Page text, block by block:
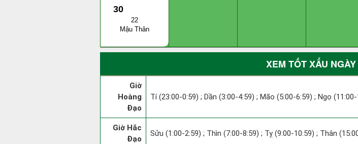
30
22
Mậu Thân
XEM TỐT XẤU
Giờ
Hoàng
Đạo
Tí (23:00-0:59) ; Dần (3:00-4:59) ; Mão (5:00-6:59) ; Ngọ
Giờ Hắc
Đạo
Sửu (1:00-2:59) ; Thìn (7:00-8:59) ; Tỵ (9:00-10:59) ; Thân